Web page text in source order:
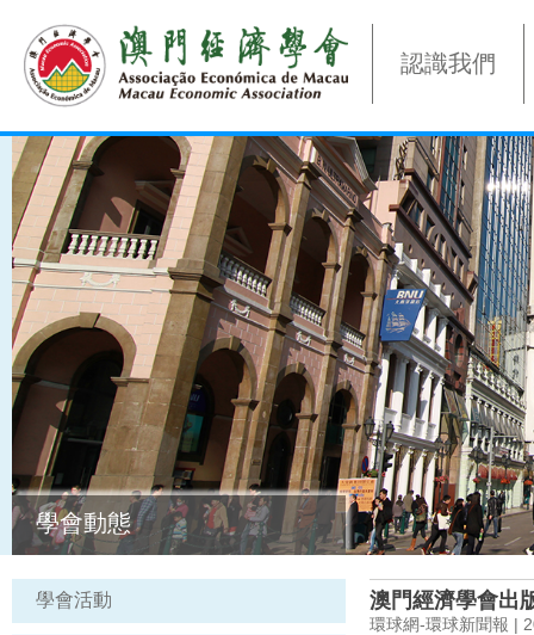
認識我們
學會動態
學會活動 澳門經濟學會出
環球網-環球新聞報 |